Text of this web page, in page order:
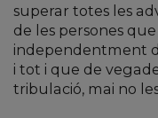
superar totes les
de les persones
independentment
i tot i que de
tribulació, mai no